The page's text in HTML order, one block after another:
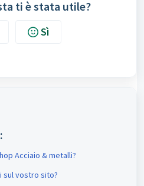
ti è stata utile?
Sì
Acciaio & metalli?
sul vostro sito?